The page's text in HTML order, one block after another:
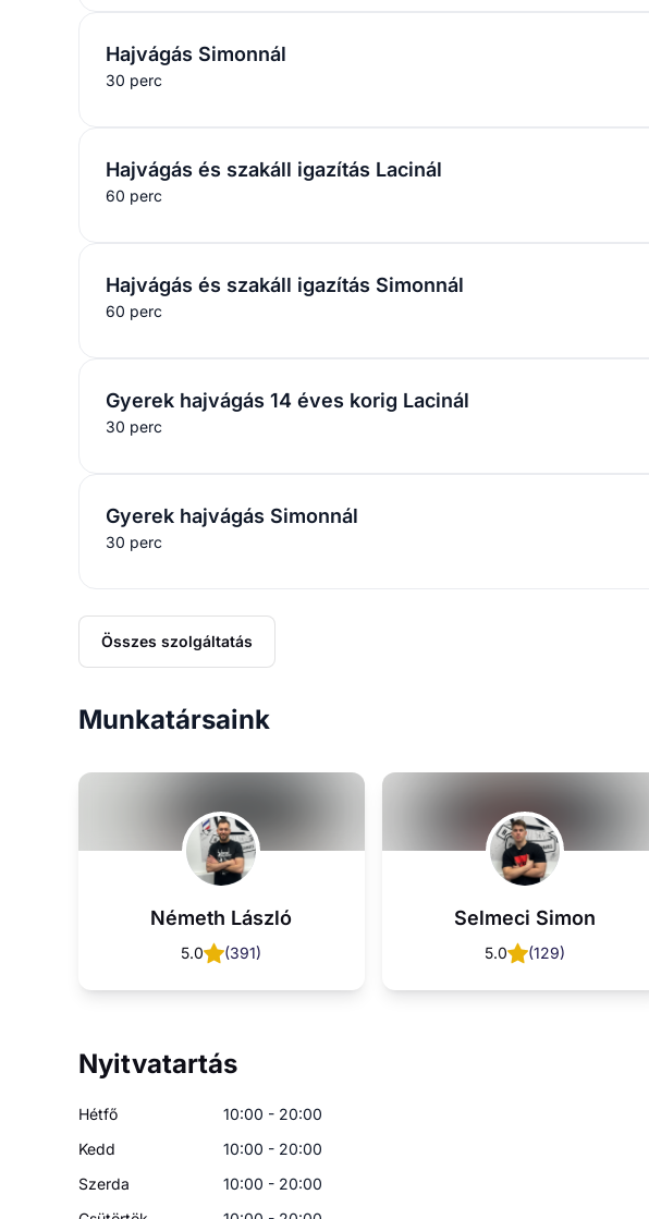
Hajvágás Simonnál
30 perc
Hajvágás és szakáll igazítás Lacinál
60 perc
Hajvágás és szakáll igazítás Simonnál
60 perc
Gyerek hajvágás 14 éves korig Lacinál
30 perc
Gyerek hajvágás Simonnál
30 perc
Összes szolgáltatás
Munkatársaink
Németh László
5.0 (391)
Selmeci Simon
5.0 (129)
Nyitvatartás
Hétfő
10:00 - 20:00
Kedd
10:00 - 20:00
Szerda
10:00 - 20:00